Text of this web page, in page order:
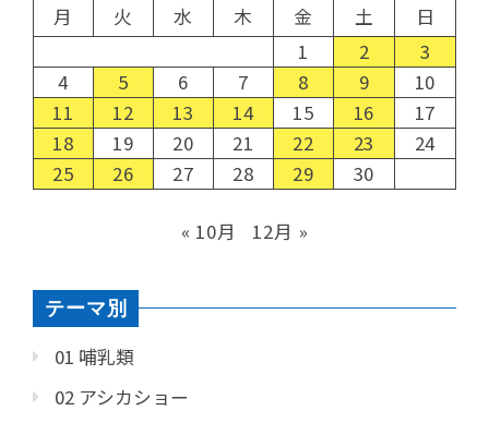
月
火 水 木 金 土
日
1
2
3
4
5 6 7 8 9
10
11
12 13 14 15 16
17
18
19 20 21 22 23
24
25
26 27 28 29 30
« 10月 12月 »
テーマ別
01 哺乳類
02 アシカショー